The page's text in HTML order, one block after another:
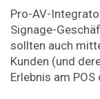
Pro-AV-
Signage-
sollten auch
Kunden (und
Erlebnis am